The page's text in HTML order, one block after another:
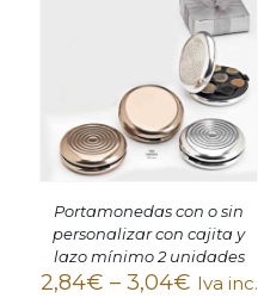
Portamonedas con o sin
personalizar con cajita y
lazo mínimo 2 unidades
2,84€ – 3,04€ Iva inc.